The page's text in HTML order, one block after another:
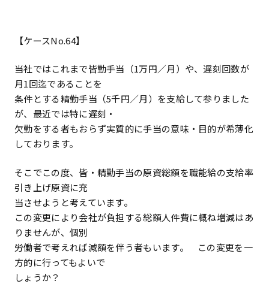
【ケースNo.64】
当社ではこれまで皆勤手当（1万円／月）や、遅刻回数が
月1回迄であることを
条件とする精勤手当（5千円／月）を支給して参りました
が、最近では特に遅刻・
欠勤をする者もおらず実質的に手当の意味・目的が希薄化
しております。
そこでこの度、皆・精勤手当の原資総額を職能給の支給率
引き上げ原資に充
当させようと考えています。
この変更により会社が負担する総額人件費に概ね増減はあ
りませんが、個別
労働者で考えれば減額を伴う者もいます。 この変更を一
方的に行ってもよいで
しょうか？